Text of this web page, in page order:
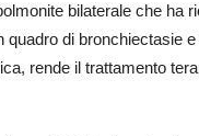
bilaterale che ha
quadro di bronchiectasie
rende il trattamento